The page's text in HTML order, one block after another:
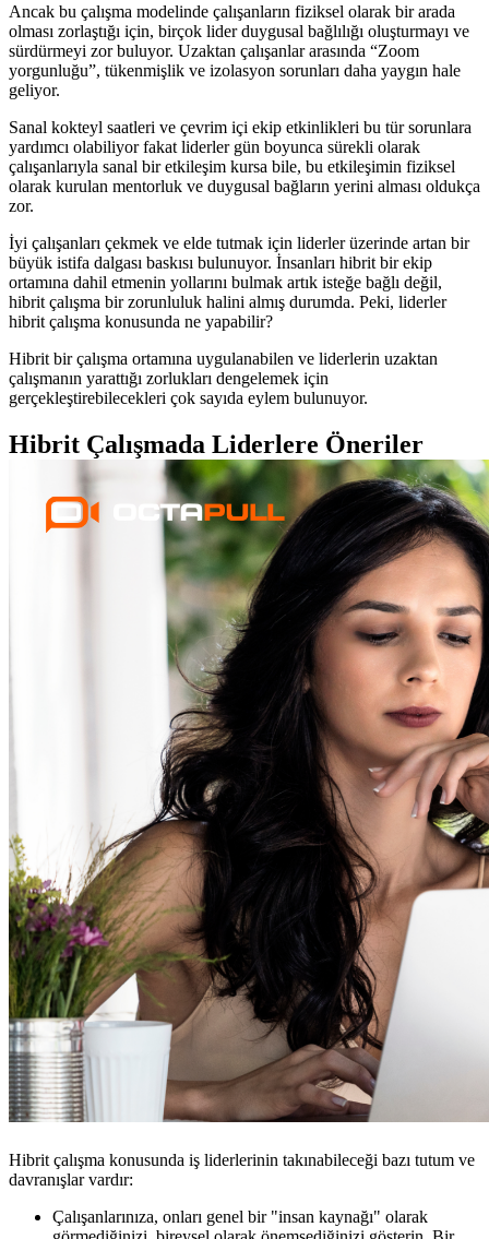
Ancak bu çalışma modelinde çalışanların fiziksel olarak bir arada
olması zorlaştığı için, birçok lider duygusal bağlılığı oluşturmayı ve
sürdürmeyi zor buluyor. Uzaktan çalışanlar arasında “Zoom
yorgunluğu”, tükenmişlik ve izolasyon sorunları daha yaygın hale
geliyor.
Sanal kokteyl saatleri ve çevrim içi ekip etkinlikleri bu tür sorunlara
yardımcı olabiliyor fakat liderler gün boyunca sürekli olarak
çalışanlarıyla sanal bir etkileşim kursa bile, bu etkileşimin fiziksel
olarak kurulan mentorluk ve duygusal bağların yerini alması oldukça
zor.
İyi çalışanları çekmek ve elde tutmak için liderler üzerinde artan bir
büyük istifa dalgası baskısı bulunuyor. İnsanları hibrit bir ekip
ortamına dahil etmenin yollarını bulmak artık isteğe bağlı değil,
hibrit çalışma bir zorunluluk halini almış durumda. Peki, liderler
hibrit çalışma konusunda ne yapabilir?
Hibrit bir çalışma ortamına uygulanabilen ve liderlerin uzaktan
çalışmanın yarattığı zorlukları dengelemek için
gerçekleştirebilecekleri çok sayıda eylem bulunuyor.
Hibrit Çalışmada Liderlere Öneriler
Hibrit çalışma konusunda iş liderlerinin takınabileceği bazı tutum ve
davranışlar vardır:
Çalışanlarınıza, onları genel bir "insan kaynağı" olarak